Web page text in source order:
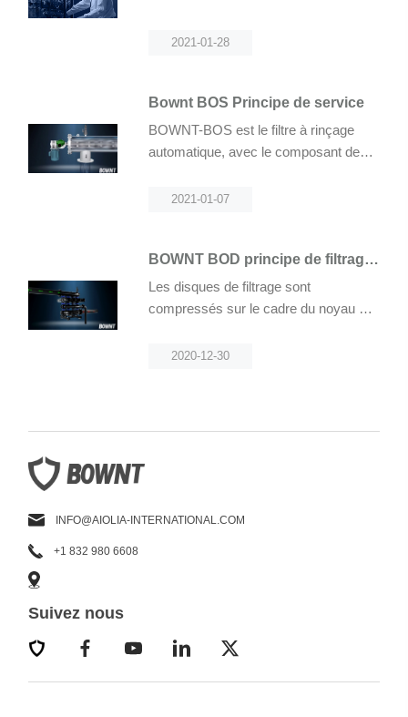
2021-01-28
Bownt BOS Principe de service
BOWNT-BOS est le filtre à rinçage
automatique, avec le composant de
les impuretés à grade de filtrage égal
2021-01-07
BOWNT BOD principe de filtrage
et rincage inverse de l’unite auto
matiqu...
Les disques de filtrage sont
compressés sur le cadre du noyau de
2020-12-30
INFO@AIOLIA-INTERNATIONAL.COM
+1 832 980 6608
Suivez nous